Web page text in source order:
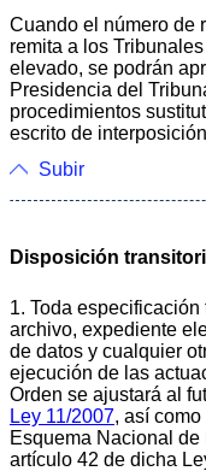
Cuando el número de
remita a los
elevado, se podrán
Presidencia del
procedimientos
escrito de
Subir
Disposición
1. Toda
archivo, expediente
de datos y cualquier
ejecución de las
Orden se ajustará al
Ley 11/2007, así
Esquema Nacional de
artículo 42 de dicha